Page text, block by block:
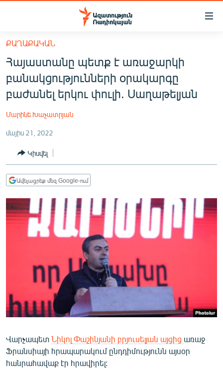
Մատչելիության
հիմնական
բովանդակությանը
Անցնել
հիմնական
մենյուին
ՀԱՅԱՍՏԱՆ
ՔԱՂԱՔԱԿԱՆ
ՏՆՏԵՍՈՒԹՅՈՒՆ
ՂԱՐԱԲԱՂ
ՏԱՐԱԾԱՇՐՋԱՆ
ՄԻՋԱԶԳԱՅԻՆ
ՍՊՈՐՏ
ՄԵԿՆԱԲԱՆՈՒԹՅՈՒՆ
ՏՏ ԵՒ ԻՆՏԵՐՆԵՏ
ԱՐԽԻՎ
ՏԵՍԱՆՅՈՒԹԵՐ
ՔԱՂԱՔԱԿԱՆ
Հայաստանը պետք է առաջարկի
բանակցությունների օրակարգը
բաժանել երկու փուլի. Սաղաթելյան
Մարինե Խաչատրյան
մայիս 21, 2022
Կիսվել
Ավելացրեք մեզ Google-ում
Վարչապետ Նիկոլ Փաշինյանի բրյուսելյան այցից առաջ
Ֆրանսիայի հրապարակում ընդդիմությունն այսօր
հանրահավաք էր հրավիրել: